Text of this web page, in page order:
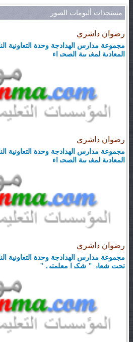
مستجدات ألبومات الصور
رضوان داشري
مجموعة مدارس الهدادجة وحدة التعاونية
المعادية لمغربية الصحراء
رضوان داشري
مجموعة مدارس الهدادجة وحدة التعاونية
المعادية لمغربية الصحراء
رضوان داشري
مجموعة مدارس الهدادجة وحدة التعاونية
تحت شعار " شكرا معلمتي "